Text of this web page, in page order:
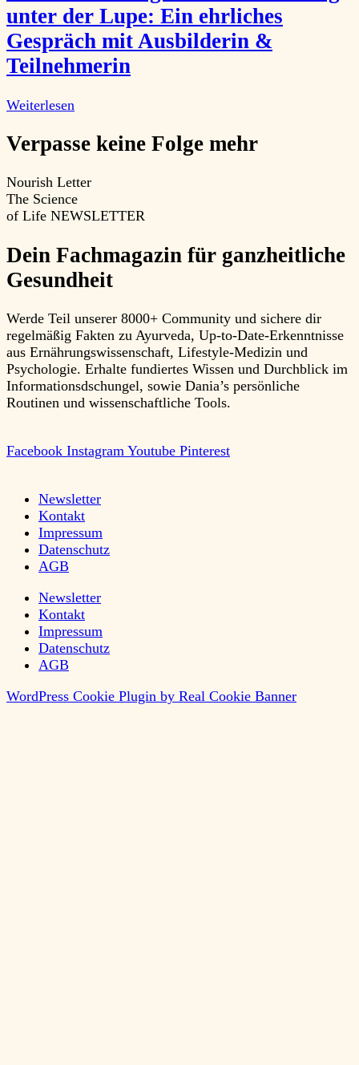
unter der Lupe: Ein ehrliches
Gespräch mit Ausbilderin &
Teilnehmerin
Weiterlesen
Verpasse keine Folge mehr
Nourish Letter
The Science
of Life NEWSLETTER
Dein Fachmagazin für ganzheitliche
Gesundheit
Werde Teil unserer 8000+ Community und sichere dir
regelmäßig Fakten zu Ayurveda, Up-to-Date-Erkenntnisse
aus Ernährungswissenschaft, Lifestyle-Medizin und
Psychologie. Erhalte fundiertes Wissen und Durchblick im
Informationsdschungel, sowie Dania’s persönliche
Routinen und wissenschaftliche Tools.
Facebook Instagram Youtube Pinterest
Newsletter
Kontakt
Impressum
Datenschutz
AGB
Newsletter
Kontakt
Impressum
Datenschutz
AGB
WordPress Cookie Plugin by Real Cookie Banner